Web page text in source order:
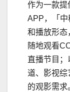
作为一款提
APP，「中
和播放形态
随地观看
直播节目；
道、影视综
的观影需求